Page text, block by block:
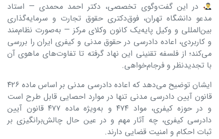
در این گفت‌وگوی تخصصی، دکتر احمد محمدی — استاد
مدعو دانشگاه تهران، فوق‌دکتری حقوق تجارت و سرمایه‌گذاری
بین‌المللی و وکیل پایه‌یک کانون وکلای مرکز — به‌صورت نظام‌مند
و کاربردی، اعاده دادرسی در حقوق مدنی و کیفری ایران را بررسی
می‌کند؛ از فلسفه تقنینی این نهاد گرفته تا تفاوت‌های ماهوی آن
با تجدیدنظر و فرجام‌خواهی.
ایشان توضیح می‌دهد که اعاده دادرسی مدنی بر اساس ماده ۴۲۶
قانون آیین دادرسی مدنی تنها در موارد احصایی قابل طرح است
و در حوزه کیفری، مواد ۴۷۴ و به‌ویژه ماده ۴۷۷ قانون آیین
دادرسی کیفری، چه آثار مهم و در عین حال چالش‌برانگیزی بر
ثبات احکام و امنیت قضایی دارند.